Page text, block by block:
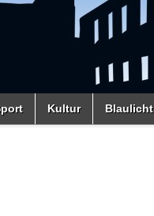
Kultur Blaulicht